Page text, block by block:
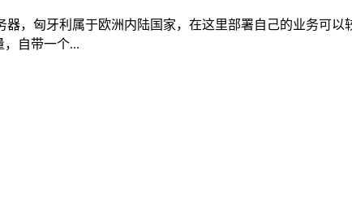
器，匈牙利属于欧洲内陆国家，在这里部署自己的业务可
，自带一个...